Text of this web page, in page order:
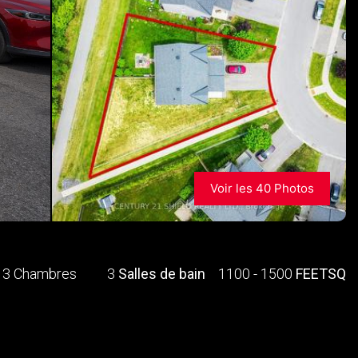
Voir les 40 Photos
3 Chambres 3 Salles de bain 1100 - 1500 FEETSQ